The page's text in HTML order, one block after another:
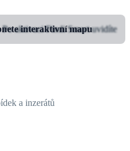
interaktivní mapu
Po aktivaci Findi Smart uvidíte
a inzerátů